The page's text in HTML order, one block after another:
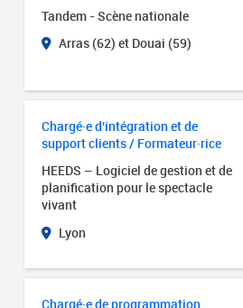
Tandem - Scène nationale
Arras (62) et Douai (59)
Chargé·e d'intégration et de
support clients / Formateur·rice
HEEDS – Logiciel de gestion et de
planification pour le spectacle
vivant
Lyon
Chargé·e de programmation